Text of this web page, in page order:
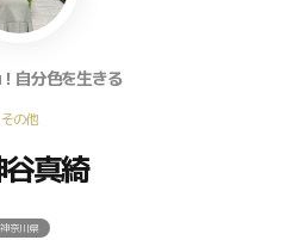
自分色を生きる
その他
真綺
神奈川県